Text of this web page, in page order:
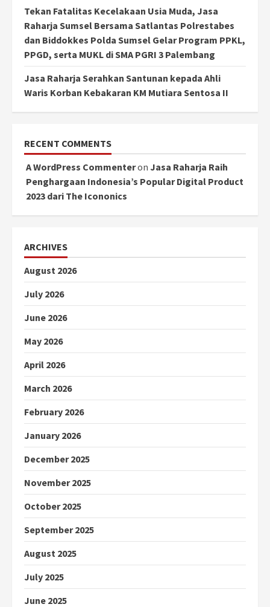
Tekan Fatalitas Kecelakaan Usia Muda, Jasa
Raharja Sumsel Bersama Satlantas Polrestabes
dan Biddokkes Polda Sumsel Gelar Program PPKL,
PPGD, serta MUKL di SMA PGRI 3 Palembang
Jasa Raharja Serahkan Santunan kepada Ahli
Waris Korban Kebakaran KM Mutiara Sentosa II
RECENT COMMENTS
A WordPress Commenteron Jasa Raharja Raih
Penghargaan Indonesia’s Popular Digital Product
2023 dari The Icononics
ARCHIVES
August 2026
July 2026
June 2026
May 2026
April 2026
March 2026
February 2026
January 2026
December 2025
November 2025
October 2025
September 2025
August 2025
July 2025
June 2025